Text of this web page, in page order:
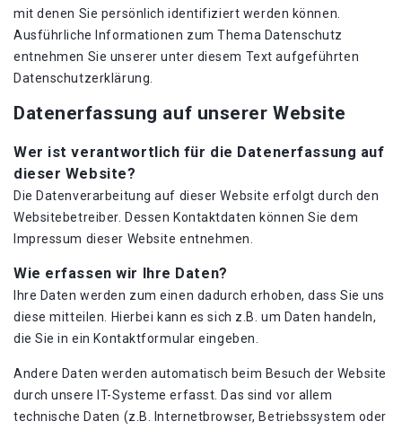
mit denen Sie persönlich identifiziert werden können.
Ausführliche Informationen zum Thema Datenschutz
entnehmen Sie unserer unter diesem Text aufgeführten
Datenschutzerklärung.
Datenerfassung auf unserer Website
Wer ist verantwortlich für die Datenerfassung auf
dieser Website?
Die Datenverarbeitung auf dieser Website erfolgt durch den
Websitebetreiber. Dessen Kontaktdaten können Sie dem
Impressum dieser Website entnehmen.
Wie erfassen wir Ihre Daten?
Ihre Daten werden zum einen dadurch erhoben, dass Sie uns
diese mitteilen. Hierbei kann es sich z.B. um Daten handeln,
die Sie in ein Kontaktformular eingeben.
Andere Daten werden automatisch beim Besuch der Website
durch unsere IT-Systeme erfasst. Das sind vor allem
technische Daten (z.B. Internetbrowser, Betriebssystem oder